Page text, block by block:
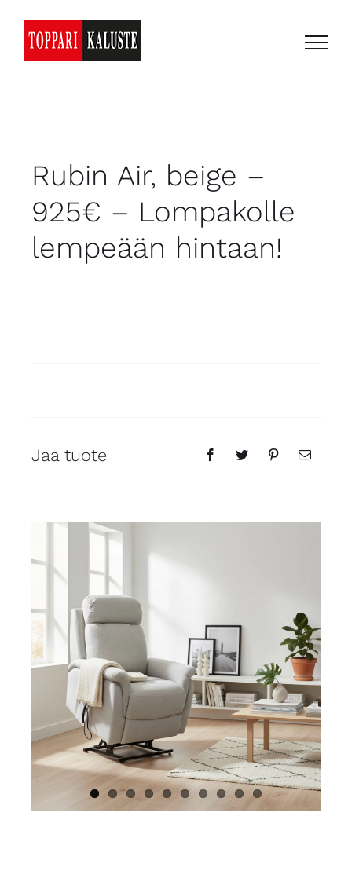
content
Rubin Air, beige –
925€ – Lompakolle
lempeään hintaan!
Jaa tuote